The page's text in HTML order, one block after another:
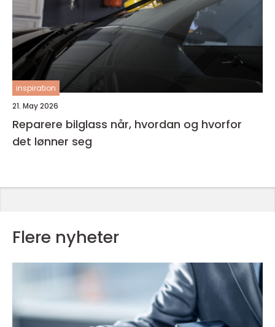
inspiration
21. May 2026
Reparere bilglass når, hvordan og hvorfor
det lønner seg
Flere nyheter